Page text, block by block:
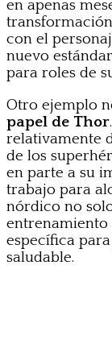
en apenas
con el
nuevo
para roles de
Otro ejemplo
papel de Thor
relativamente
de los
en parte a su
trabajo para
nórdico no
entrenamiento
específica
saludable.